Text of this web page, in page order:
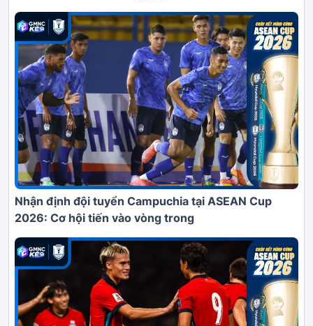
Nhận định đội tuyển Campuchia tại ASEAN Cup
2026: Cơ hội tiến vào vòng trong